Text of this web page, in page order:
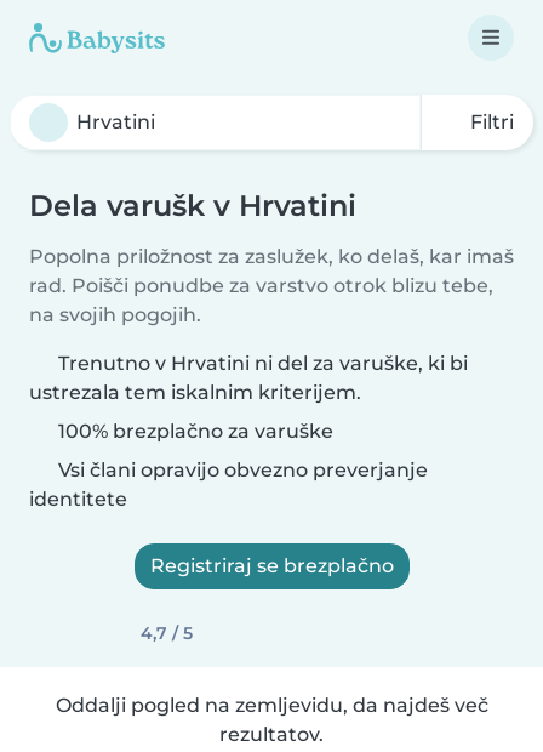
Filtri
Dela varušk v Hrvatini
Popolna priložnost za zaslužek, ko delaš, kar imaš
rad. Poišči ponudbe za varstvo otrok blizu tebe,
na svojih pogojih.
Trenutno v Hrvatini ni del za varuške, ki bi
ustrezala tem iskalnim kriterijem.
100% brezplačno za varuške
Vsi člani opravijo obvezno preverjanje
identitete
Registriraj se brezplačno
4,7 / 5
Oddalji pogled na zemljevidu, da najdeš več
rezultatov.